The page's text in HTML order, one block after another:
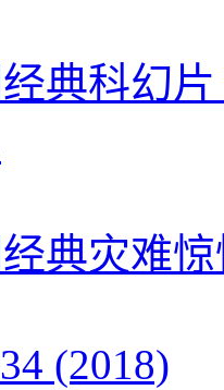
典科幻
典灾难
(2018)